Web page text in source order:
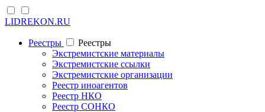
LIDREKON.RU
Реестры
Реестры
Экстремистские материалы
Экстремистские ссылки
Экстремистские организации
Реестр иноагентов
Реестр НКО
Реестр СОНКО